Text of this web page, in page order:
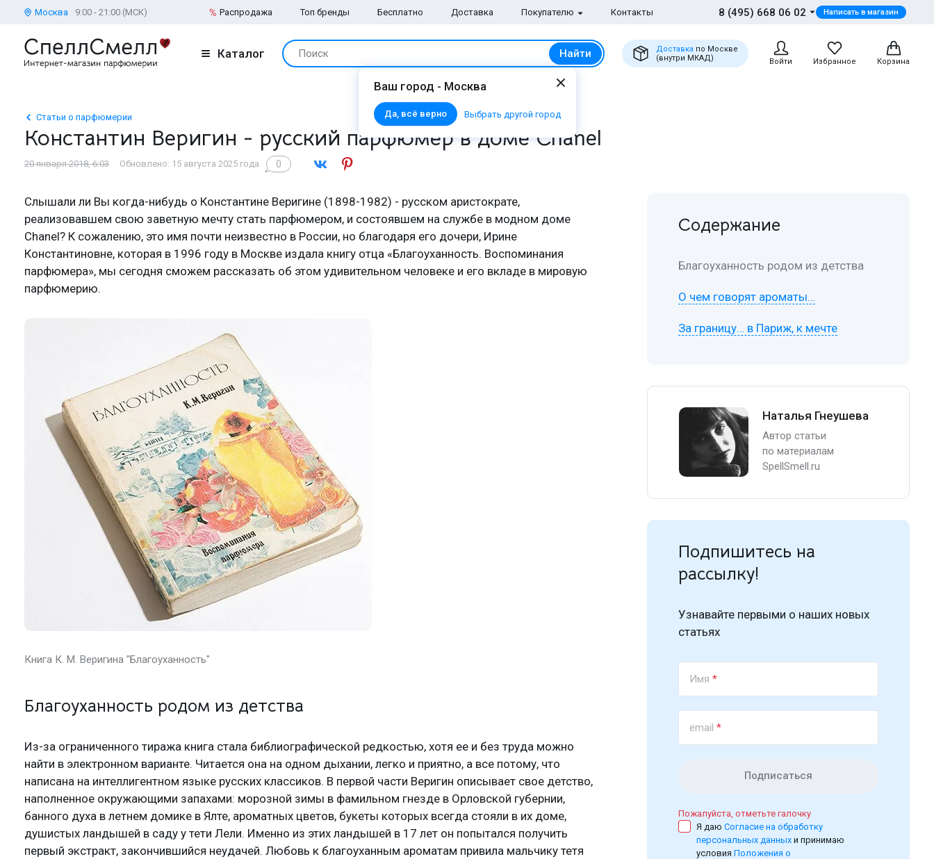
Москва 9:00 - 21:00 (МСК) Распродажа Топ бренды Бесплатно Доставка Покупателю Контакты 8 (495) 668 06 02 Написать в магазин
Каталог Поиск Найти Доставка по Москве
(внутри МКАД)
Войти Избранное Корзина
Ваш город - Москва
Да, всё верно Выбрать другой город
Статьи о парфюмерии
Константин Веригин - русский парфюмер в доме Chanel
20 января 2018, 6:03 Обновлено: 15 августа 2025 года 0
Слышали ли Вы когда-нибудь о Константине Веригине (1898-1982) - русском аристократе,
реализовавшем свою заветную мечту стать парфюмером, и состоявшем на службе в модном доме
Chanel? К сожалению, это имя почти неизвестно в России, но благодаря его дочери, Ирине
Константиновне, которая в 1996 году в Москве издала книгу отца «Благоуханность. Воспоминания
парфюмера», мы сегодня сможем рассказать об этом удивительном человеке и его вкладе в мировую
парфюмерию.
Книга К. М. Веригина "Благоуханность"
Благоуханность родом из детства
Из-за ограниченного тиража книга стала библиографической редкостью, хотя ее и без труда можно
найти в электронном варианте. Читается она на одном дыхании, легко и приятно, а все потому, что
написана на интеллигентном языке русских классиков. В первой части Веригин описывает свое детство,
наполненное окружающими запахами: морозной зимы в фамильном гнезде в Орловской губернии,
банного духа в летнем домике в Ялте, ароматных цветов, букеты которых всегда стояли в их доме,
душистых ландышей в саду у тети Лели. Именно из этих ландышей в 17 лет он попытался получить
первый экстракт, закончившийся неудачей. Любовь к благоуханным ароматам привила мальчику тетя
Содержание
Благоуханность родом из детства
О чем говорят ароматы…
За границу… в Париж, к мечте
Наталья Гнеушева
Автор статьи
по материалам
SpellSmell.ru
Подпишитесь на
рассылку!
Узнавайте первыми о наших новых
статьях
Имя *
email *
Подписаться
Пожалуйста, отметьте галочку
Я даюСогласие на обработку
персональных данныхи принимаю
условияПоложения о